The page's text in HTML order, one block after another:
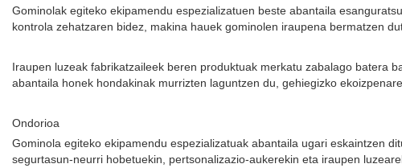
Gominolak egiteko ekipamendu espezializatuen beste abantaila
kontrola zehatzaren bidez, makina hauek gominolen iraupena bermatzen
Iraupen luzeak fabrikatzaileek beren produktuak merkatu zabalago batera
abantaila honek hondakinak murrizten laguntzen du, gehiegizko
Ondorioa
Gominola egiteko ekipamendu espezializatuak abantaila ugari eskaintzen
segurtasun-neurri hobetuekin, pertsonalizazio-aukerekin eta iraupen